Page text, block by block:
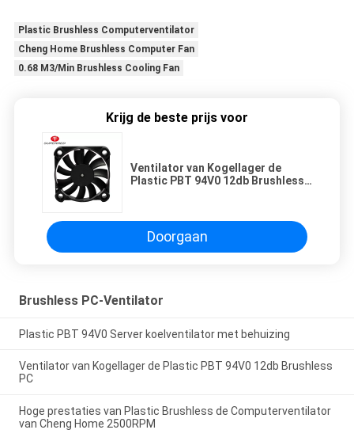
Plastic Brushless Computerventilator
Cheng Home Brushless Computer Fan
0.68 M3/Min Brushless Cooling Fan
Krijg de beste prijs voor
Ventilator van Kogellager de
Plastic PBT 94V0 12db Brushless
Doorgaan
Brushless PC-Ventilator
Plastic PBT 94V0 Server koelventilator met behuizing
Ventilator van Kogellager de Plastic PBT 94V0 12db Brushless
PC
Hoge prestaties van Plastic Brushless de Computerventilator
van Cheng Home 2500RPM